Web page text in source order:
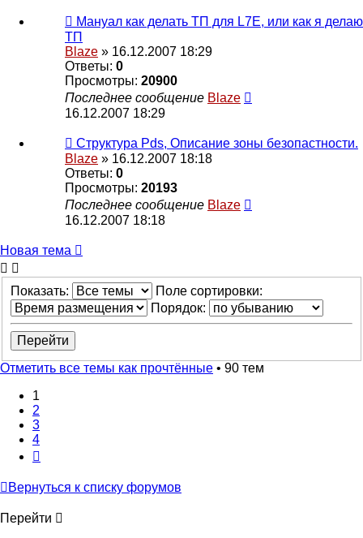
Мануал как делать ТП для L7E, или как я делаю
ТП
Blaze » 16.12.2007 18:29
Ответы: 0
Просмотры: 20900
Последнее сообщение Blaze
16.12.2007 18:29
Структура Pds, Описание зоны безопастности.
Blaze » 16.12.2007 18:18
Ответы: 0
Просмотры: 20193
Последнее сообщение Blaze
16.12.2007 18:18
Новая тема
Показать:
Поле сортировки:
Порядок:
Отметить все темы как прочтённые • 90 тем
1
2
3
4
Вернуться к списку форумов
Перейти